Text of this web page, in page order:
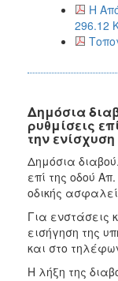
Η
296.12
Δημόσια
ρυθμίσεις
την
Δημόσια
επί της οδού
οδικής
Για ενστάσεις
εισήγηση της
και στο
Η λήξη της